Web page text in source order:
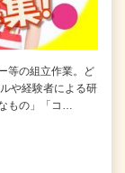
等の組立作業。ど
や経験者による研
もの」「コ…